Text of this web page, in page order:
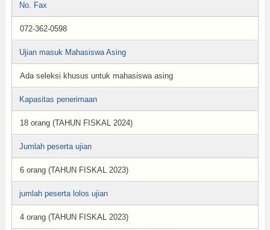
No. Fax
072-362-0598
Ujian masuk Mahasiswa Asing
Ada seleksi khusus untuk mahasiswa asing
Kapasitas penerimaan
18 orang (TAHUN FISKAL 2024)
Jumlah peserta ujian
6 orang (TAHUN FISKAL 2023)
jumlah peserta lolos ujian
4 orang (TAHUN FISKAL 2023)